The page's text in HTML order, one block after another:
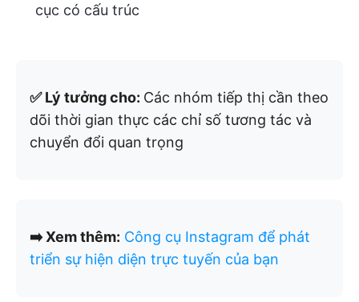
cục có cấu trúc
✅ Lý tưởng cho: Các nhóm tiếp thị cần theo
dõi thời gian thực các chỉ số tương tác và
chuyển đổi quan trọng
➡️ Xem thêm: Công cụ Instagram để phát
triển sự hiện diện trực tuyến của bạn